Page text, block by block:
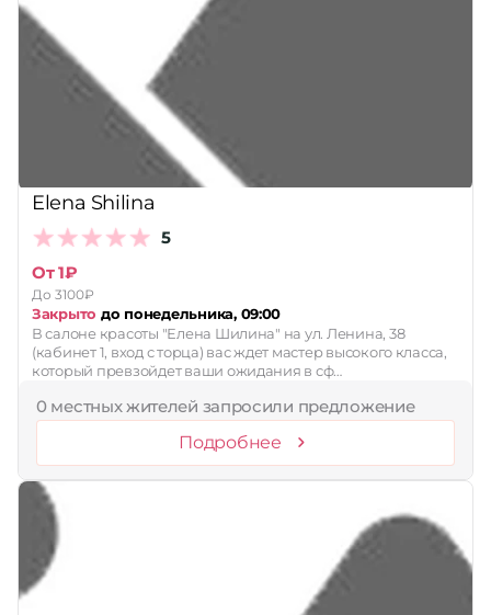
Elena Shilina
5
От 1₽
До 3100₽
Закрыто до понедельника, 09:00
В салоне красоты "Елена Шилина" на ул. Ленина, 38
(кабинет 1, вход с торца) вас ждет мастер высокого класса,
который превзойдет ваши ожидания в сф…
0 местных жителей запросили предложение
Подробнее